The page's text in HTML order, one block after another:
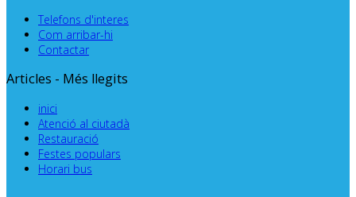
Telefons d'interes
Com arribar-hi
Contactar
Articles - Més llegits
inici
Atenció al ciutadà
Restauració
Festes populars
Horari bus